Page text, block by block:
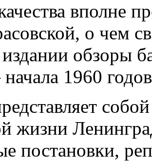
вполне
о чем
обзоры
1960
жизни
постановки,